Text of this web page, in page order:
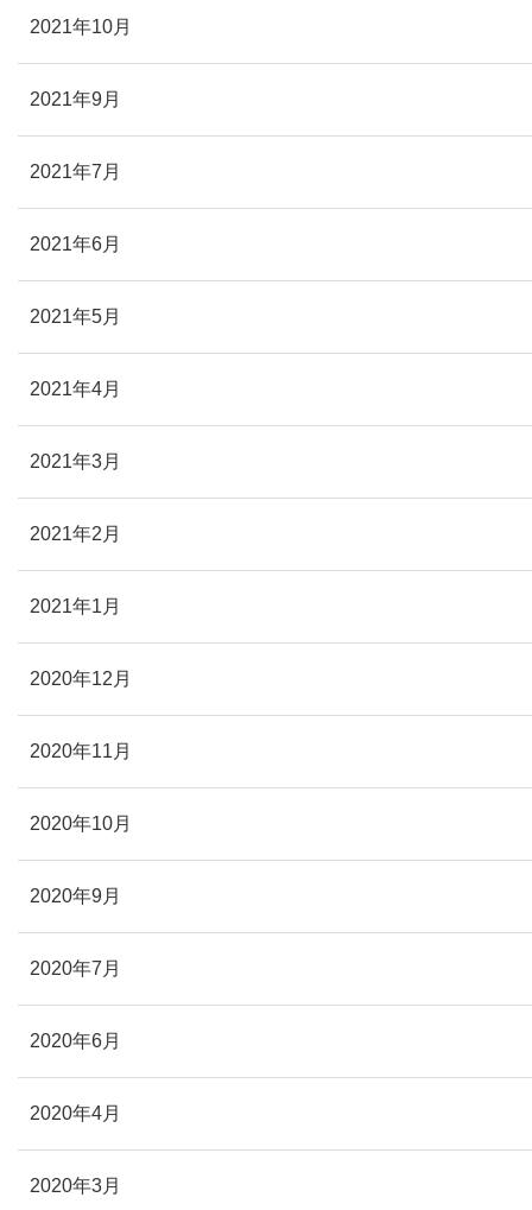
2021年10月
2021年9月
2021年7月
2021年6月
2021年5月
2021年4月
2021年3月
2021年2月
2021年1月
2020年12月
2020年11月
2020年10月
2020年9月
2020年7月
2020年6月
2020年4月
2020年3月